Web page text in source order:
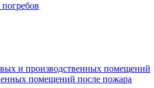
и производственных помещений
помещений после пожара